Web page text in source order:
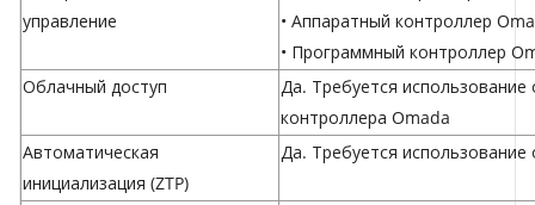
управление
• Аппаратный контроллер
• Программный контроллер
Облачный доступ
Да. Требуется
контроллера Omada
Автоматическая
инициализация (ZTP)
Да. Требуется